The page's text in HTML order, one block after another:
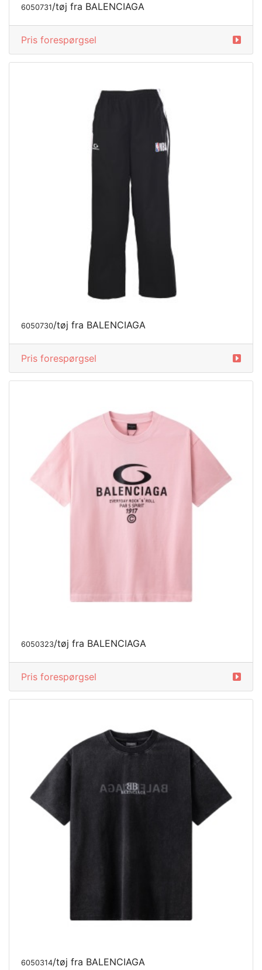
6050731/tøj fra BALENCIAGA
Pris forespørgsel
6050730/tøj fra BALENCIAGA
Pris forespørgsel
6050323/tøj fra BALENCIAGA
Pris forespørgsel
6050314/tøj fra BALENCIAGA